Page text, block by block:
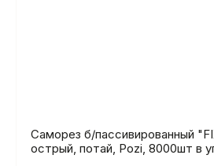
Саморез б/пассивированный
острый, потай, Pozi, 8000шт в